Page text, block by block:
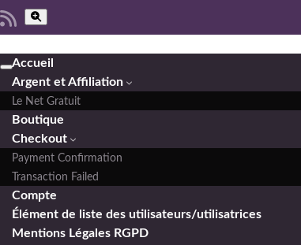
Toggle search form
Toggle navigation
Accueil
Argent et Affiliation
Le Net Gratuit
Boutique
Checkout
Payment Confirmation
Transaction Failed
Compte
Élément de liste des utilisateurs/utilisatrices
Mentions Légales RGPD